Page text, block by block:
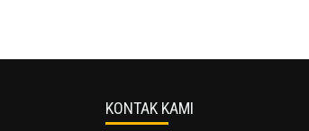
KONTAK KAMI